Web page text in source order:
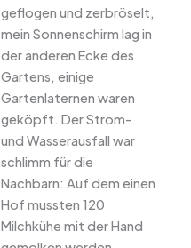
geflogen und zerbröselt,
mein Sonnenschirm lag in
der anderen Ecke des
Gartens, einige
Gartenlaternen waren
geköpft. Der Strom-
und Wasserausfall war
schlimm für die
Nachbarn: Auf dem einen
Hof mussten 120
Milchkühe mit der Hand